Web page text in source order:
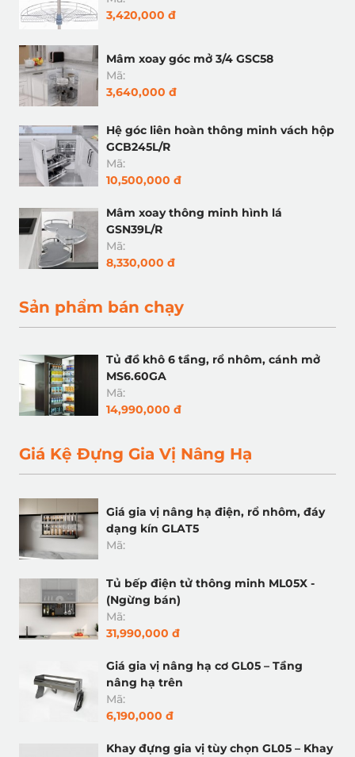
3,420,000 đ
Mâm xoay góc mở 3/4 GSC58
Mã:
3,640,000 đ
Hệ góc liên hoàn thông minh vách hộp
GCB245L/R
Mã:
10,500,000 đ
Mâm xoay thông minh hình lá
GSN39L/R
Mã:
8,330,000 đ
Sản phẩm bán chạy
Tủ đồ khô 6 tầng, rổ nhôm, cánh mở
MS6.60GA
Mã:
14,990,000 đ
Giá Kệ Đựng Gia Vị Nâng Hạ
Giá gia vị nâng hạ điện, rổ nhôm, đáy
dạng kín GLAT5
Mã:
Tủ bếp điện tử thông minh ML05X -
(Ngừng bán)
Mã:
31,990,000 đ
Giá gia vị nâng hạ cơ GL05 – Tầng
nâng hạ trên
Mã:
6,190,000 đ
Khay đựng gia vị tùy chọn GL05 – Khay